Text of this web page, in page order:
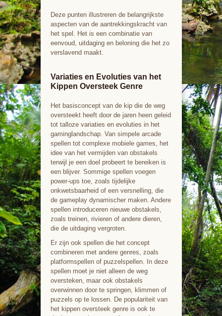
Deze punten illustreren de belangrijkste
aspecten van de aantrekkingskracht van
het spel. Het is een combinatie van
eenvoud, uitdaging en beloning die het zo
verslavend maakt.
Variaties en Evoluties van het
Kippen Oversteek Genre
Het basisconcept van de kip die de weg
oversteekt heeft door de jaren heen geleid
tot talloze variaties en evoluties in het
gaminglandschap. Van simpele arcade
spellen tot complexe mobiele games, het
idee van het vermijden van obstakels
terwijl je een doel probeert te bereiken is
een blijver. Sommige spellen voegen
power-ups toe, zoals tijdelijke
onkwetsbaarheid of een versnelling, die
de gameplay dynamischer maken. Andere
spellen introduceren nieuwe obstakels,
zoals treinen, rivieren of andere dieren,
die de uitdaging vergroten.
Er zijn ook spellen die het concept
combineren met andere genres, zoals
platformspellen of puzzelspellen. In deze
spellen moet je niet alleen de weg
oversteken, maar ook obstakels
overwinnen door te springen, klimmen of
puzzels op te lossen. De populariteit van
het kippen oversteek genre is ook te